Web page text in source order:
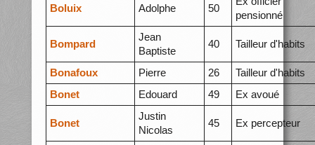
Boluix Adolphe 50
pensionné
Bompard
Jean
Baptiste
40 Tailleur d'habits
Bonafoux Pierre 26
Tailleur d'habits
Bonet
Edouard 49 Ex avoué
Bonet
Justin
Nicolas
45 Ex percepteur